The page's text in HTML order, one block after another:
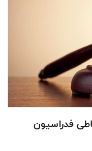
فدراسیون